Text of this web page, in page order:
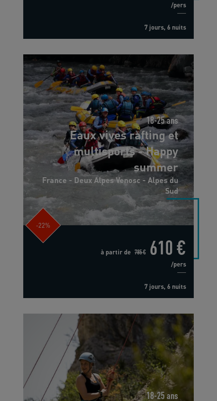
/pers
7 jours, 6 nuits
18-25 ans
Eaux vives rafting et
multisports - Happy
summer
France - Deux Alpes Venosc - Alpes du
Sud
-22%
à partir de 785 € 610 €
/pers
7 jours, 6 nuits
18-25 ans